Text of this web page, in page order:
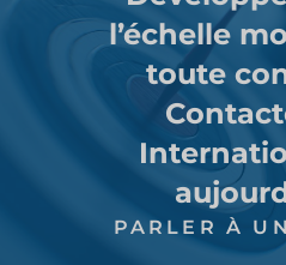
l’échelle
toute
PARLER À